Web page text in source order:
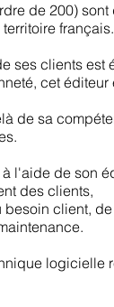
de 200)
français.
ses clients
cet
de sa
à l'aide de son
des clients,
client,
logicielle